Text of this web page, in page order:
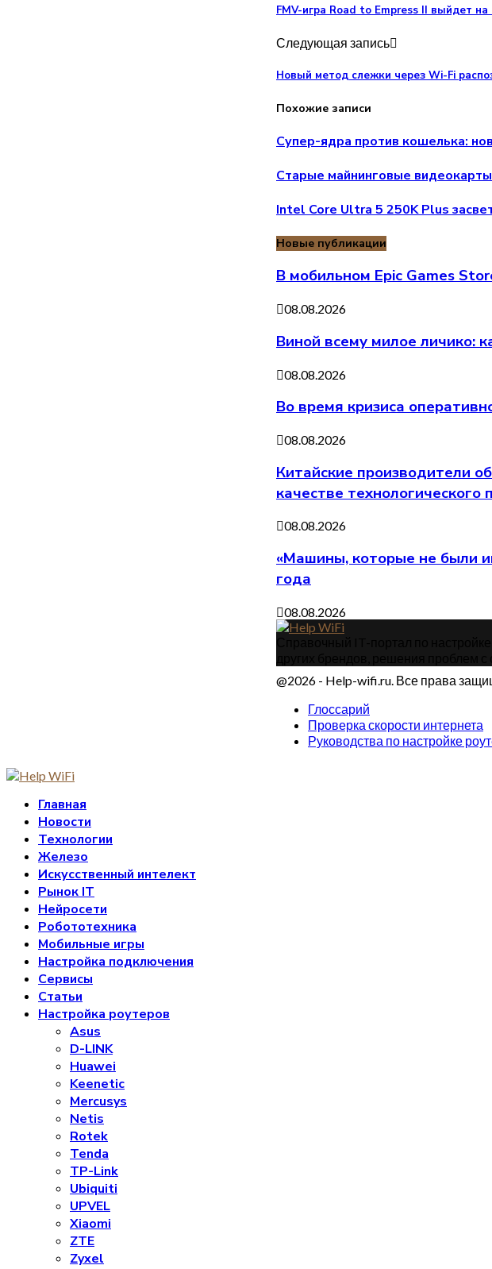
FMV-игра Road to Empress II выйдет
Следующая запись
Новый метод слежки через Wi-Fi
Похожие записи
Супер-ядра против кошелька:
Старые майнинговые
Intel Core Ultra 5 250K Plus
Новые публикации
В мобильном Epic Games
08.08.2026
Виной всему милое личико:
08.08.2026
Во время кризиса
08.08.2026
Китайские производители
качестве технологического
08.08.2026
«Машины, которые не были
года
08.08.2026
@2026 - Help-wifi.ru. Все права
Глоссарий
Проверка скорости интернета
Руководства по настройке
Главная
Новости
Технологии
Железо
Искусственный интелект
Рынок IT
Нейросети
Робототехника
Мобильные игры
Настройка подключения
Сервисы
Статьи
Настройка роутеров
Asus
D-LINK
Huawei
Keenetic
Mercusys
Netis
Rotek
Tenda
TP-Link
Ubiquiti
UPVEL
Xiaomi
ZTE
Zyxel